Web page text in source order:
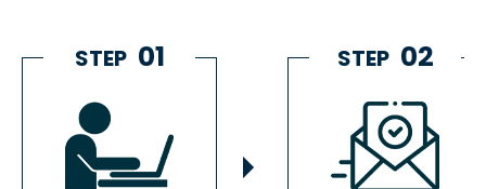
STEP 01 STEP 02